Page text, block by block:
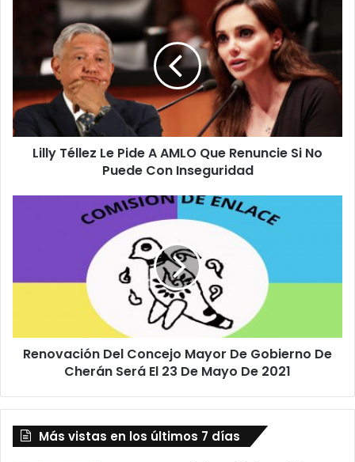
Que
Renuncie
Si
Lilly Téllez Le Pide A AMLO Que Renuncie Si No
Puede Con Inseguridad
Gobierno
Será
2021
Renovación Del Concejo Mayor De Gobierno De
Cherán Será El 23 De Mayo De 2021
Más vistas en los últimos 7 días